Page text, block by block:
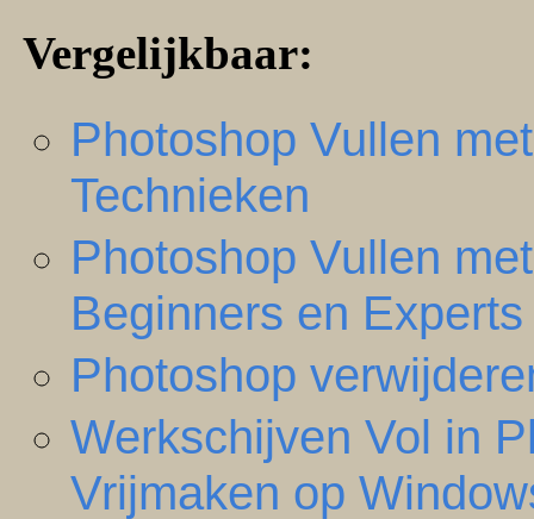
Vergelijkbaar:
Photoshop Vullen
Technieken
Photoshop Vullen
Beginners en Experts
Photoshop
Werkschijven Vol in
Vrijmaken op